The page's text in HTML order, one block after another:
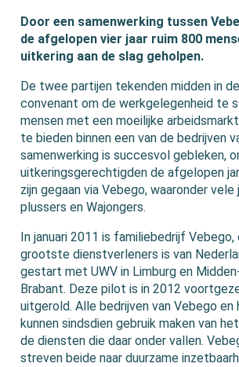
Door een samenwerking tussen
de afgelopen vier jaar ruim 800
uitkering aan de slag geholpen.
De twee partijen tekenden midden in
convenant om de werkgelegenheid te
mensen met een moeilijke
te bieden binnen een van de bedrijven
samenwerking is succesvol gebleken,
uitkeringsgerechtigden de afgelopen
zijn gegaan via Vebego, waaronder vele
plussers en Wajongers.
In januari 2011 is familiebedrijf
grootste dienstverleners is van
gestart met UWV in Limburg en
Brabant. Deze pilot is in 2012
uitgerold. Alle bedrijven van Vebego en
kunnen sindsdien gebruik maken van
de diensten die daar onder vallen.
streven beide naar duurzame